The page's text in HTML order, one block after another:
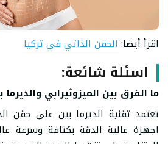
اقرأ أيضا: الحقن الذاتي في تركيا
اسئلة شائعة:
ما الفرق بين الميزوثيرابي والديرما
تعتمد تقنية الديرما بين على حقن
اجهزة عالية الدقة بكثافة وسرعة